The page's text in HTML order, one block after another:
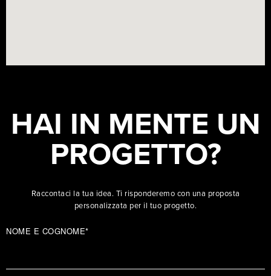
HAI IN MENTE UN
PROGETTO?
Raccontaci la tua idea. Ti risponderemo con una proposta
personalizzata per il tuo progetto.
NOME E COGNOME*